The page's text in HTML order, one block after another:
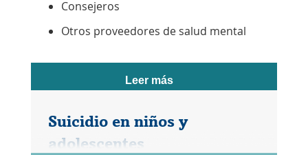
Consejeros
Otros proveedores de salud mental
Leer más
Suicidio en niños y
adolescentes